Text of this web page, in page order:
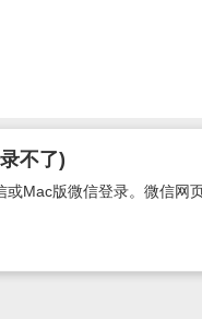
不了)
Mac版微信登录。微信网